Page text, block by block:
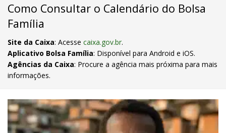
Como Consultar o Calendário do Bolsa
Família
Site da Caixa: Acesse caixa.gov.br.
Aplicativo Bolsa Família: Disponível para Android e iOS.
Agências da Caixa: Procure a agência mais próxima para mais
informações.